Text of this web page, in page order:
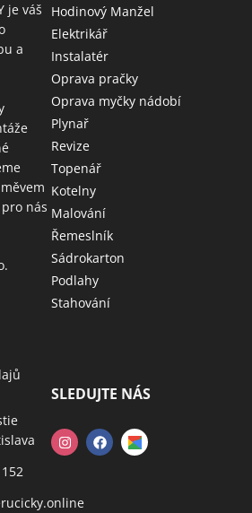
je váš
a
nás
Hodinový Manžel
Elektrikář
Instalatér
Oprava pračky
Oprava myčky nádobí
Plynař
Revize
Topenář
Kotelny
Malování
Řemeslník
Sádrokarton
Podlahy
Stahování
152
SLEDUJTE NÁS